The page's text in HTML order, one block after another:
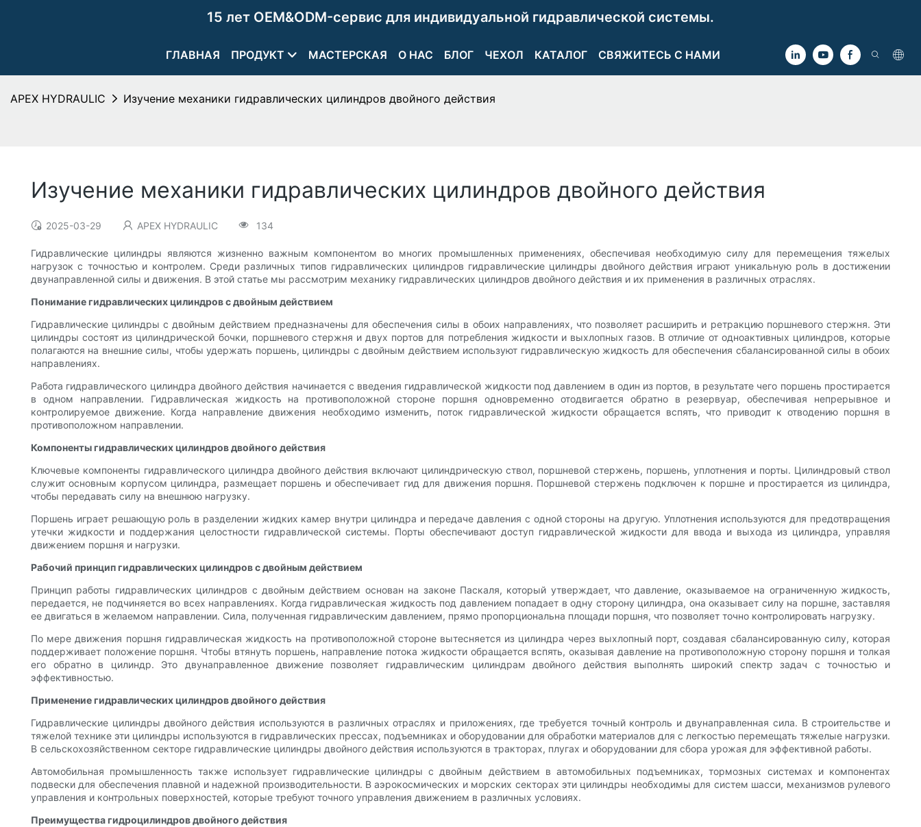
15 лет OEM&ODM-сервис для индивидуальной гидравлической системы.
ГЛАВНАЯ ПРОДУКТ МАСТЕРСКАЯ О НАС БЛОГ ЧЕХОЛ КАТАЛОГ СВЯЖИТЕСЬ С НАМИ
APEX HYDRAULIC Изучение механики гидравлических цилиндров двойного действия
Изучение механики гидравлических цилиндров двойного действия
2025-03-29 APEX HYDRAULIC 134
Гидравлические цилиндры являются жизненно важным компонентом во многих промышленных применениях, обеспечивая необходимую силу для перемещения тяжелых
нагрузок с точностью и контролем. Среди различных типов гидравлических цилиндров гидравлические цилиндры двойного действия играют уникальную роль в достижении
двунаправленной силы и движения. В этой статье мы рассмотрим механику гидравлических цилиндров двойного действия и их применения в различных отраслях.
Понимание гидравлических цилиндров с двойным действием
Гидравлические цилиндры с двойным действием предназначены для обеспечения силы в обоих направлениях, что позволяет расширить и ретракцию поршневого стержня. Эти
цилиндры состоят из цилиндрической бочки, поршневого стержня и двух портов для потребления жидкости и выхлопных газов. В отличие от одноактивных цилиндров, которые
полагаются на внешние силы, чтобы удержать поршень, цилиндры с двойным действием используют гидравлическую жидкость для обеспечения сбалансированной силы в обоих
направлениях.
Работа гидравлического цилиндра двойного действия начинается с введения гидравлической жидкости под давлением в один из портов, в результате чего поршень простирается
в одном направлении. Гидравлическая жидкость на противоположной стороне поршня одновременно отодвигается обратно в резервуар, обеспечивая непрерывное и
контролируемое движение. Когда направление движения необходимо изменить, поток гидравлической жидкости обращается вспять, что приводит к отводению поршня в
противоположном направлении.
Компоненты гидравлических цилиндров двойного действия
Ключевые компоненты гидравлического цилиндра двойного действия включают цилиндрическую ствол, поршневой стержень, поршень, уплотнения и порты. Цилиндровый ствол
служит основным корпусом цилиндра, размещает поршень и обеспечивает гид для движения поршня. Поршневой стержень подключен к поршне и простирается из цилиндра,
чтобы передавать силу на внешнюю нагрузку.
Поршень играет решающую роль в разделении жидких камер внутри цилиндра и передаче давления с одной стороны на другую. Уплотнения используются для предотвращения
утечки жидкости и поддержания целостности гидравлической системы. Порты обеспечивают доступ гидравлической жидкости для ввода и выхода из цилиндра, управляя
движением поршня и нагрузки.
Рабочий принцип гидравлических цилиндров с двойным действием
Принцип работы гидравлических цилиндров с двойным действием основан на законе Паскаля, который утверждает, что давление, оказываемое на ограниченную жидкость,
передается, не подчиняется во всех направлениях. Когда гидравлическая жидкость под давлением попадает в одну сторону цилиндра, она оказывает силу на поршне, заставляя
ее двигаться в желаемом направлении. Сила, полученная гидравлическим давлением, прямо пропорциональна площади поршня, что позволяет точно контролировать нагрузку.
По мере движения поршня гидравлическая жидкость на противоположной стороне вытесняется из цилиндра через выхлопный порт, создавая сбалансированную силу, которая
поддерживает положение поршня. Чтобы втянуть поршень, направление потока жидкости обращается вспять, оказывая давление на противоположную сторону поршня и толкая
его обратно в цилиндр. Это двунаправленное движение позволяет гидравлическим цилиндрам двойного действия выполнять широкий спектр задач с точностью и
эффективностью.
Применение гидравлических цилиндров двойного действия
Гидравлические цилиндры двойного действия используются в различных отраслях и приложениях, где требуется точный контроль и двунаправленная сила. В строительстве и
тяжелой технике эти цилиндры используются в гидравлических прессах, подъемниках и оборудовании для обработки материалов для с легкостью перемещать тяжелые нагрузки.
В сельскохозяйственном секторе гидравлические цилиндры двойного действия используются в тракторах, плугах и оборудовании для сбора урожая для эффективной работы.
Автомобильная промышленность также использует гидравлические цилиндры с двойным действием в автомобильных подъемниках, тормозных системах и компонентах
подвески для обеспечения плавной и надежной производительности. В аэрокосмических и морских секторах эти цилиндры необходимы для систем шасси, механизмов рулевого
управления и контрольных поверхностей, которые требуют точного управления движением в различных условиях.
Преимущества гидроцилиндров двойного действия